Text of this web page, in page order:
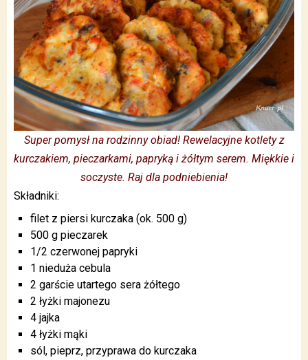
Super pomysł na rodzinny obiad! Rewelacyjne kotlety z
kurczakiem, pieczarkami, papryką i żółtym serem. Miękkie i
soczyste. Raj dla podniebienia!
Składniki:
filet z piersi kurczaka (ok. 500 g)
500 g pieczarek
1/2 czerwonej papryki
1 nieduża cebula
2 garście utartego sera żółtego
2 łyżki majonezu
4 jajka
4 łyżki mąki
sól, pieprz, przyprawa do kurczaka